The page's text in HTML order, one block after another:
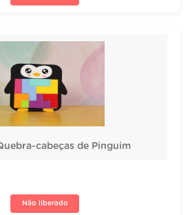
cabeças de Pinguim
Não liberado